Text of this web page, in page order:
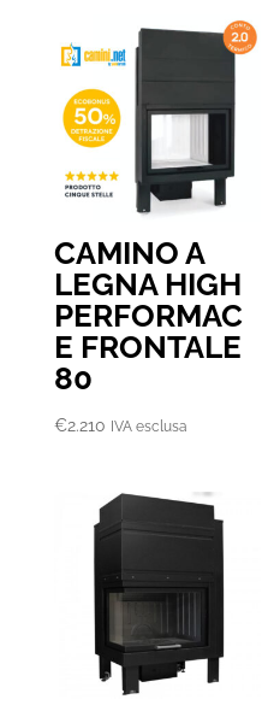
CAMINO A
LEGNA HIGH
PERFORMAC
E FRONTALE
80
€2.210 IVA esclusa